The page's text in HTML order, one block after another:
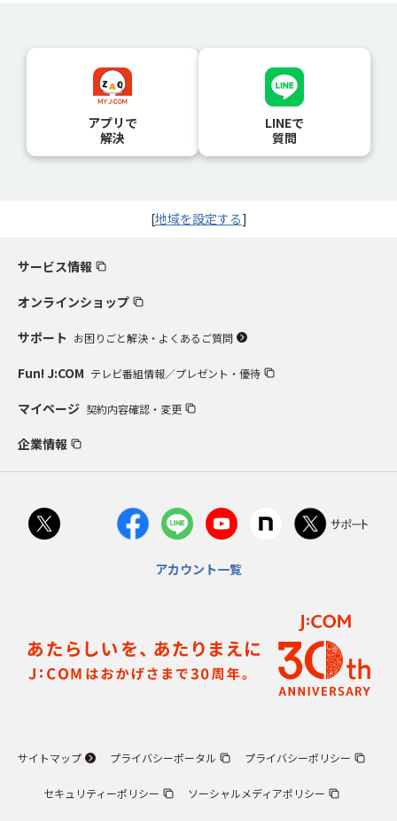
アプリで
解決
LINEで
質問
[地域を設定する]
サービス情報
オンラインショップ
サポート お困りごと解決・よくあるご質問
Fun! J:COM テレビ番組情報／プレゼント・優待
マイページ 契約内容確認・変更
企業情報
アカウント一覧
サイトマップ プライバシーポータル プライバシーポリシー
セキュリティーポリシー ソーシャルメディアポリシー